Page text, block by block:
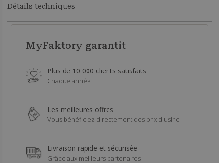
Détails techniques
MyFaktory garantit
Plus de 10 000 clients satisfaits
Chaque année
Les meilleures offres
Vous bénéficiez directement des prix d'usine
Livraison rapide et sécurisée
Grâce aux meilleurs partenaires